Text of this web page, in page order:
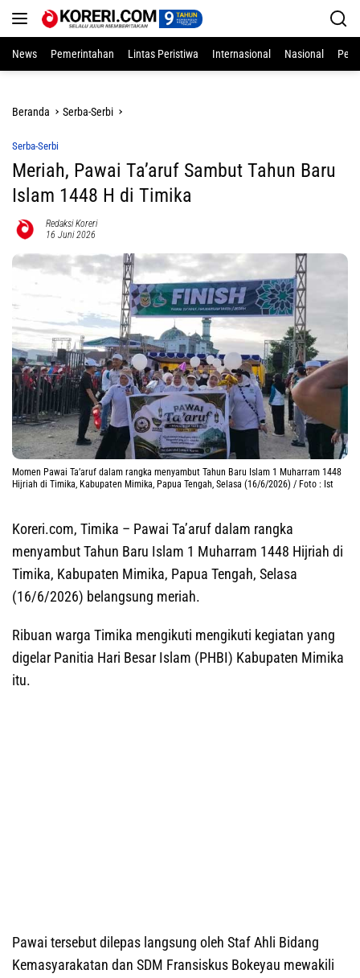
News
Pemerintahan Lintas Peristiwa Internasional Nasional
Beranda Serba-Serbi
Serba-Serbi
Meriah, Pawai Ta’aruf Sambut Tahun Baru
Islam 1448 H di Timika
Redaksi Koreri
16 Juni 2026
Momen Pawai Ta’aruf dalam rangka menyambut Tahun Baru Islam 1 Muharram 1448
Hijriah di Timika, Kabupaten Mimika, Papua Tengah, Selasa (16/6/2026) / Foto : Ist
Koreri.com, Timika – Pawai Ta’aruf dalam rangka
menyambut Tahun Baru Islam 1 Muharram 1448 Hijriah di
Timika, Kabupaten Mimika, Papua Tengah, Selasa
(16/6/2026) belangsung meriah.
Ribuan warga Timika mengikuti mengikuti kegiatan yang
digelar Panitia Hari Besar Islam (PHBI) Kabupaten Mimika
itu.
Pawai tersebut dilepas langsung oleh Staf Ahli Bidang
Kemasyarakatan dan SDM Fransiskus Bokeyau mewakili